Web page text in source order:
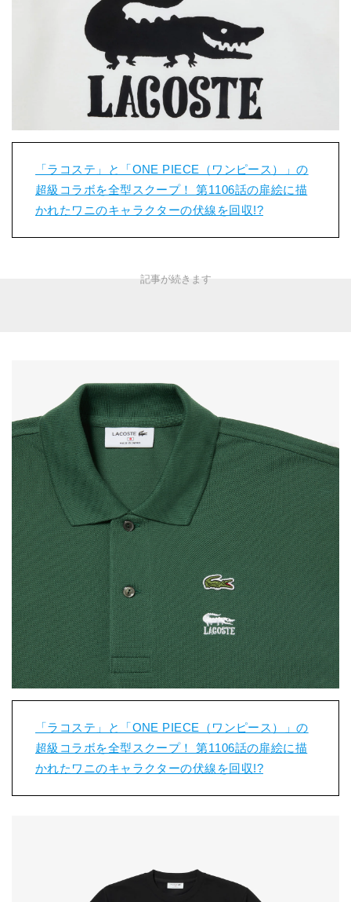
「ラコステ」と「ONE PIECE（ワンピース）」の
超級コラボを全型スクープ！ 第1106話の扉絵に描
かれたワニのキャラクターの伏線を回収!?
「ラコステ」と「ONE PIECE（ワンピース）」の
超級コラボを全型スクープ！ 第1106話の扉絵に描
かれたワニのキャラクターの伏線を回収!?